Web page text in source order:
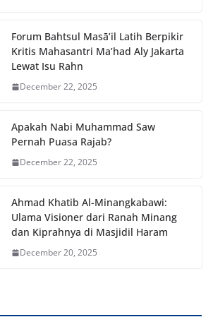
Forum Bahtsul Masā’il Latih Berpikir
Kritis Mahasantri Ma’had Aly Jakarta
Lewat Isu Rahn
December 22, 2025
Apakah Nabi Muhammad Saw
Pernah Puasa Rajab?
December 22, 2025
Ahmad Khatib Al-Minangkabawi:
Ulama Visioner dari Ranah Minang
dan Kiprahnya di Masjidil Haram
December 20, 2025